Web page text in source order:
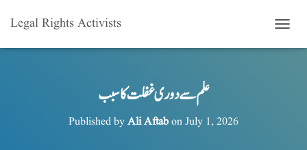
Legal Rights Activists
O
علم سے دوری غفلت کا سبب
Published byAli AftabonJuly 1, 2026